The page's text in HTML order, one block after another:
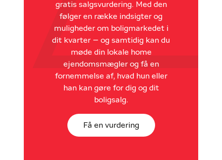
gratis salgsvurdering. Med den
følger en række indsigter og
muligheder om boligmarkedet i
dit kvarter – og samtidig kan du
møde din lokale home
ejendomsmægler og få en
fornemmelse af, hvad hun eller
han kan gøre for dig og dit
boligsalg.
Få en vurdering